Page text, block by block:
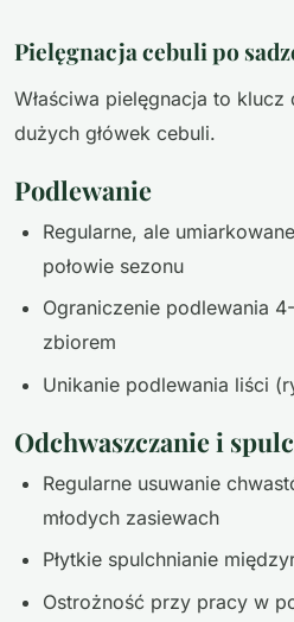
Pielęgnacja cebuli po
Właściwa pielęgnacja to
dużych główek cebuli.
Podlewanie
Regularne, ale
połowie sezonu
Ograniczenie podlewania
zbiorem
Unikanie podlewania liści
Odchwaszczanie i
Regularne usuwanie
młodych zasiewach
Płytkie spulchnianie
Ostrożność przy pracy w